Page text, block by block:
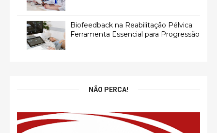
Biofeedback na Reabilitação Pélvica:
Ferramenta Essencial para Progressão
NÃO PERCA!